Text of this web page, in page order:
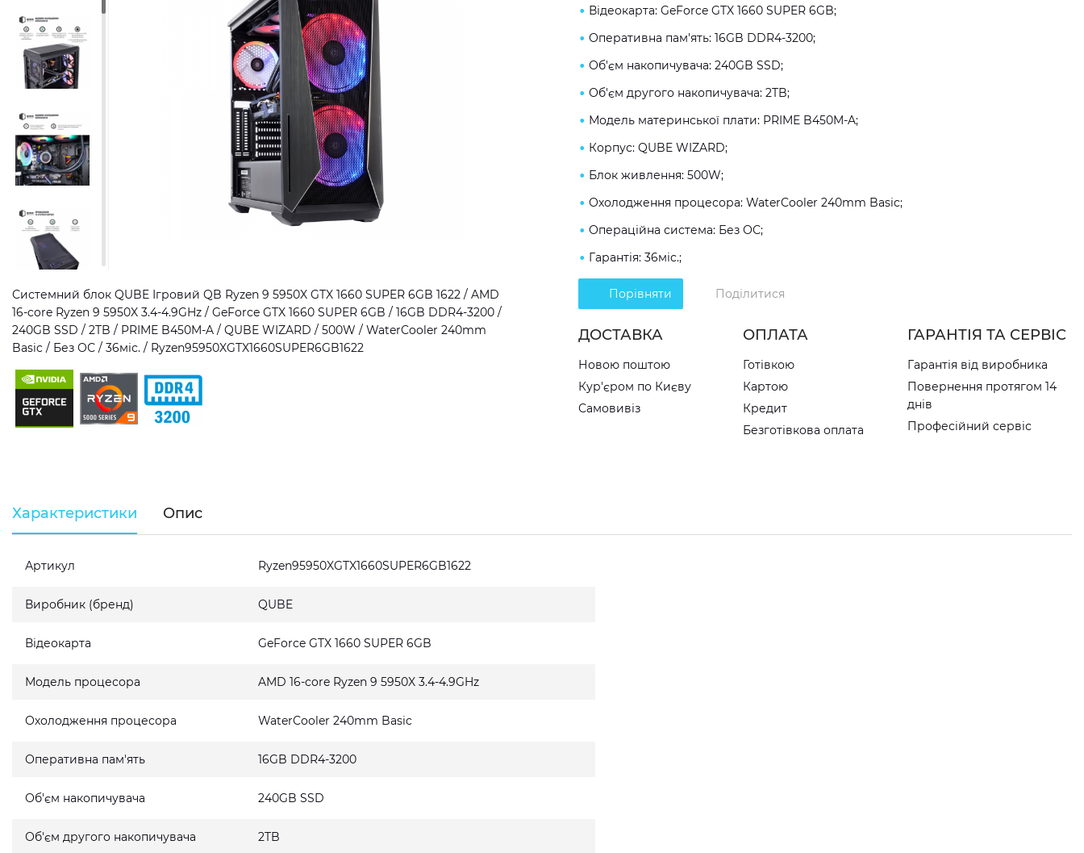
Системний блок QUBE Ігровий QB Ryzen 9 5950X GTX 1660 SUPER 6GB 1622 / AMD
16-core Ryzen 9 5950X 3.4-4.9GHz / GeForce GTX 1660 SUPER 6GB / 16GB DDR4-3200 /
240GB SSD / 2TB / PRIME B450M-A / QUBE WIZARD / 500W / WaterCooler 240mm
Basic / Без ОС / 36міс. / Ryzen95950XGTX1660SUPER6GB1622
Відеокарта: GeForce GTX 1660 SUPER 6GB;
Оперативна пам'ять: 16GB DDR4-3200;
Об'єм накопичувача: 240GB SSD;
Об'єм другого накопичувача: 2TB;
Модель материнської плати: PRIME B450M-A;
Корпус: QUBE WIZARD;
Блок живлення: 500W;
Охолодження процесора: WaterCooler 240mm Basic;
Операційна система: Без ОС;
Гарантія: 36міс.;
Порівняти Поділитися
ДОСТАВКА
Новою поштою
Кур'єром по Києву
Самовивіз
ОПЛАТА
Готівкою
Картою
Кредит
Безготівкова оплата
ГАРАНТІЯ ТА СЕРВІС
Гарантія від виробника
Повернення протягом 14
днів
Професійний сервіс
Характеристики Опис
Артикул Ryzen95950XGTX1660SUPER6GB1622
Виробник (бренд) QUBE
Відеокарта GeForce GTX 1660 SUPER 6GB
Модель процесора AMD 16-core Ryzen 9 5950X 3.4-4.9GHz
Охолодження процесора WaterCooler 240mm Basic
Оперативна пам'ять 16GB DDR4-3200
Об'єм накопичувача 240GB SSD
Об'єм другого накопичувача 2TB